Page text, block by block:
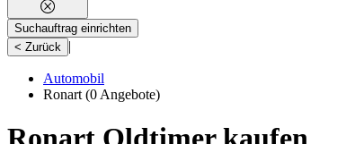
Suchauftrag einrichten
< Zurück
|
Automobil
Ronart (0 Angebote)